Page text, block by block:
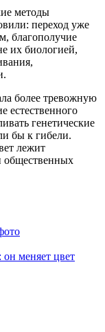
методы
переход уже
благополучие
их биологией,
более тревожную
естественного
генетические
бы к гибели.
лежит
общественных
меняет цвет